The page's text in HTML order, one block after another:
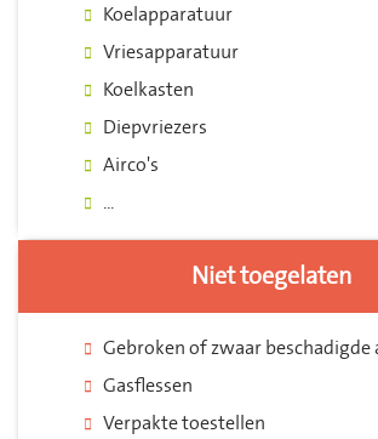
Koelapparatuur
Vriesapparatuur
Koelkasten
Diepvriezers
Airco's
...
Niet toegelaten
Gebroken of zwaar
Gasflessen
Verpakte toestellen